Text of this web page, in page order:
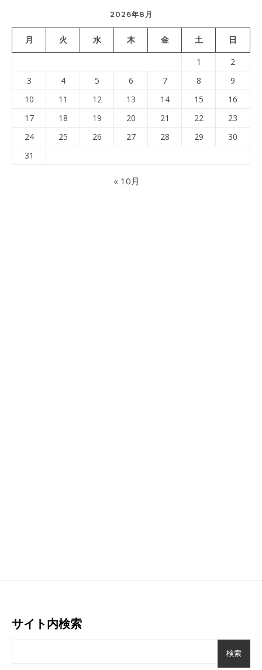
2026年8月
月 火 水 木 金 土 日
1
2
3
4 5 6 7 8
9
10
11 12 13 14 15
16
17
18 19 20 21 22
23
24
25 26 27 28 29
30
31
« 10月
サイト内検索
検索